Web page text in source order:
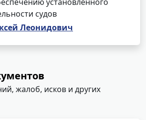
судов
Леонидович
жалоб, исков и других